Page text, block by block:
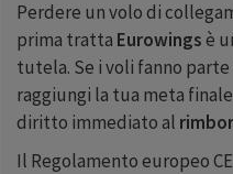
Perdere un volo di
prima tratta Eurowingsè
tutela. Se i voli fanno
raggiungi la tua meta
diritto immediato al
Il Regolamento europeo